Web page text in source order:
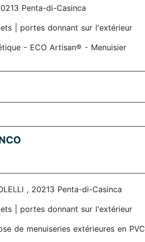
Penta-di-Casinca
| portes donnant sur l'extérieur
- ECO Artisan® - Menuisier
, 20213 Penta-di-Casinca
| portes donnant sur l'extérieur
de menuiseries extérieures en PVC